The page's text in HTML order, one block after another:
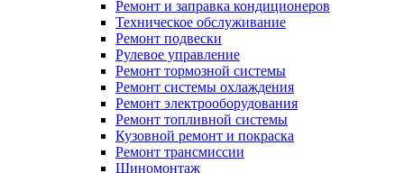
Ремонт и заправка кондиционеров
Техническое обслуживание
Ремонт подвески
Рулевое управление
Ремонт тормозной системы
Ремонт системы охлаждения
Ремонт электрооборудования
Ремонт топливной системы
Кузовной ремонт и покраска
Ремонт трансмиссии
Шиномонтаж